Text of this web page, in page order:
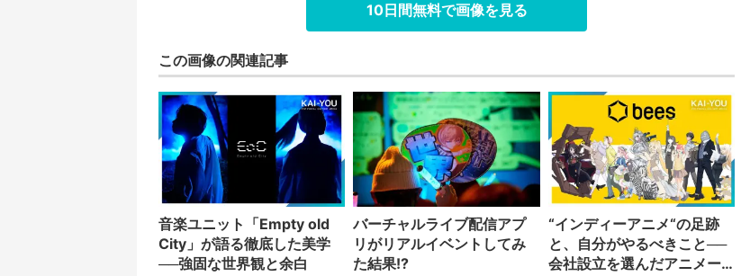
10日間無料で画像を見る
この画像の関連記事
音楽ユニット「Empty old
City」が語る徹底した美学
──強固な世界観と余白
バーチャルライブ配信アプ
リがリアルイベントしてみ
た結果!?
“インディーアニメ“の足跡
と、自分がやるべきこと──
会社設立を選んだアニメー